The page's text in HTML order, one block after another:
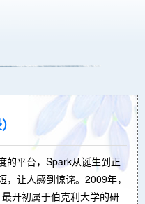
的平台，Spark从诞生到正
让人感到惊诧。2009年，
开初属于伯克利大学的研